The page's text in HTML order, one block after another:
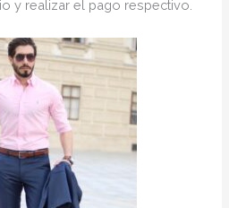
y realizar el pago respectivo.